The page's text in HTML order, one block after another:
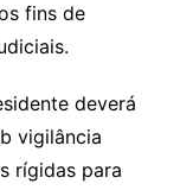
fins de
deverá
vigilância
rígidas para